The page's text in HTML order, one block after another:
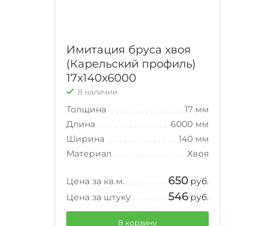
Имитация бруса хвоя
(Карельский профиль)
17х140х6000
В наличии
Толщина
17 мм
Длина
6000 мм
Ширина
140 мм
Материал
Хвоя
Цена за кв.м. 650 руб.
Цена за штуку
546 руб.
В корзину